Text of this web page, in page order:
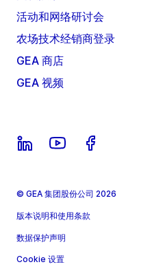
活动和网络研讨会
农场技术经销商登录
GEA 商店
GEA 视频
© GEA 集团股份公司 2026
版本说明和使用条款
数据保护声明
Cookie 设置